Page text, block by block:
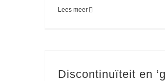
Lees meer
Discontinuïteit en